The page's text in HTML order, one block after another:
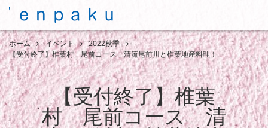
ホーム イベント
2022秋季
【受付終了】椎葉村 尾前コース 清流尾前川と椎葉地産料理！
【受付終了】椎葉
村 尾前コース 清